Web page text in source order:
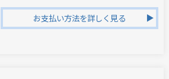
お支払い方法を詳しく見る